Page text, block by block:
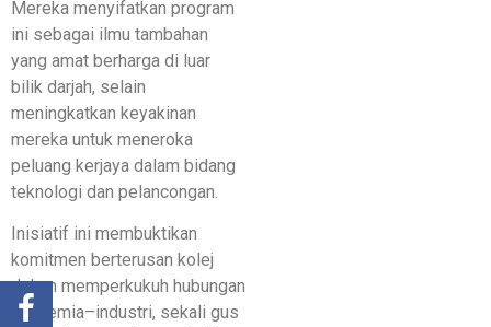
Mereka menyifatkan program
ini sebagai ilmu tambahan
yang amat berharga di luar
bilik darjah, selain
meningkatkan keyakinan
mereka untuk meneroka
peluang kerjaya dalam bidang
teknologi dan pelancongan.
Inisiatif ini membuktikan
komitmen berterusan kolej
dalam memperkukuh hubungan
akademia–industri, sekali gus